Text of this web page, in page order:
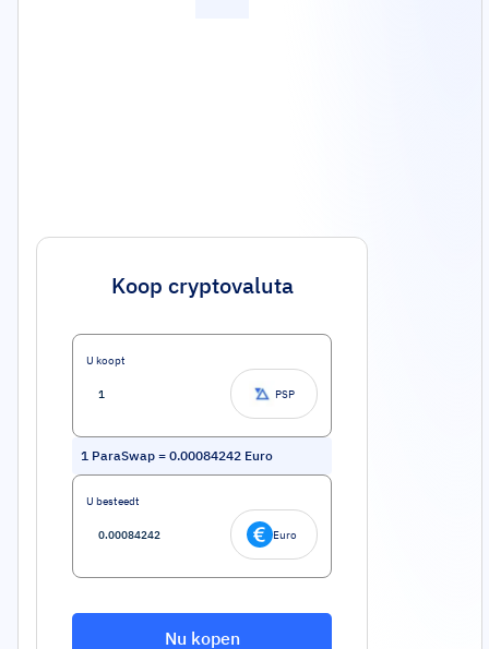
Koop cryptovaluta
U koopt
PSP
1 ParaSwap = 0.00084242 Euro
U besteedt
Euro
Nu kopen